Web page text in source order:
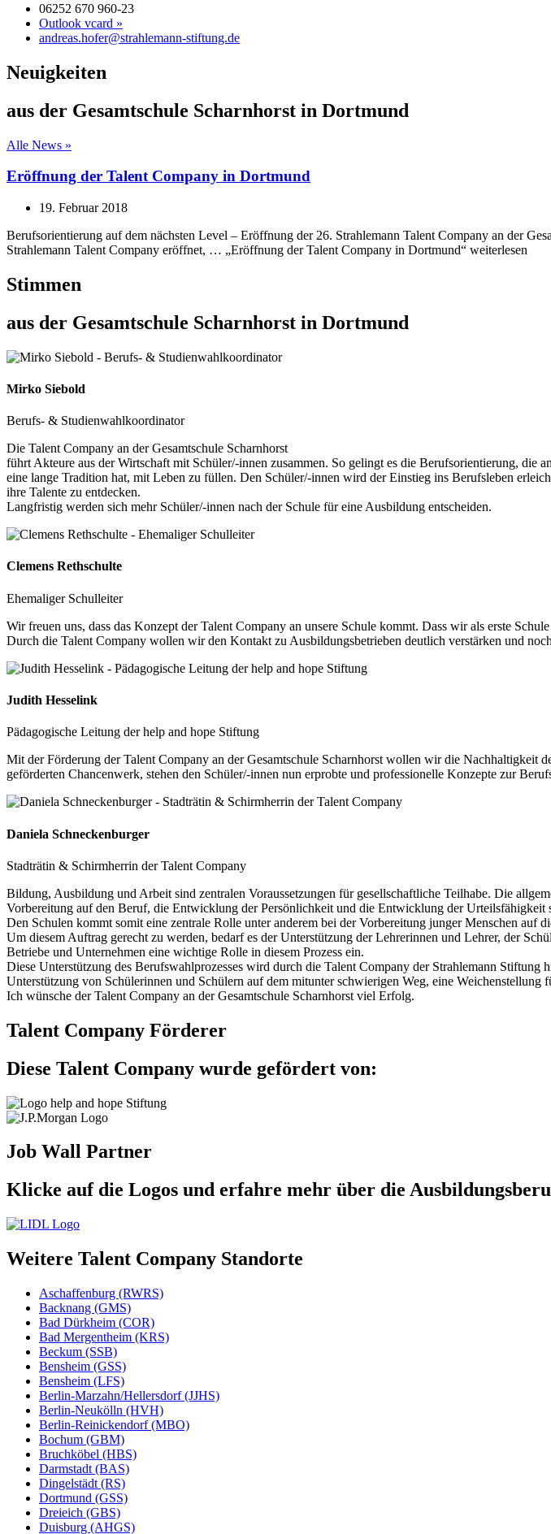
06252 670 960-23
Outlook vcard »
andreas.hofer@strahlemann-stiftung.de
Neuigkeiten
aus der Gesamtschule Scharnhorst in Dortmund
Alle News »
Eröffnung der Talent Company in Dortmund
19. Februar 2018
Berufsorientierung auf dem nächsten Level – Eröffnung der 26. Strahlemann Talent Company an der
Strahlemann Talent Company eröffnet, … „Eröffnung der Talent Company in Dortmund“ weiterlesen
Stimmen
aus der Gesamtschule Scharnhorst in Dortmund
Mirko Siebold
Berufs- & Studienwahlkoordinator
Die Talent Company an der Gesamtschule Scharnhorst
führt Akteure aus der Wirtschaft mit Schüler/-innen zusammen. So gelingt es die Berufsorientierung, die
eine lange Tradition hat, mit Leben zu füllen. Den Schüler/-innen wird der Einstieg ins Berufsleben
ihre Talente zu entdecken.
Langfristig werden sich mehr Schüler/-innen nach der Schule für eine Ausbildung entscheiden.
Clemens Rethschulte
Ehemaliger Schulleiter
Wir freuen uns, dass das Konzept der Talent Company an unsere Schule kommt. Dass wir als erste
Durch die Talent Company wollen wir den Kontakt zu Ausbildungsbetrieben deutlich verstärken und
Judith Hesselink
Pädagogische Leitung der help and hope Stiftung
Mit der Förderung der Talent Company an der Gesamtschule Scharnhorst wollen wir die Nachhaltigkeit
geförderten Chancenwerk, stehen den Schüler/-innen nun erprobte und professionelle Konzepte zur
Daniela Schneckenburger
Stadträtin & Schirmherrin der Talent Company
Bildung, Ausbildung und Arbeit sind zentralen Voraussetzungen für gesellschaftliche Teilhabe. Die
Vorbereitung auf den Beruf, die Entwicklung der Persönlichkeit und die Entwicklung der
Den Schulen kommt somit eine zentrale Rolle unter anderem bei der Vorbereitung junger Menschen auf
Um diesem Auftrag gerecht zu werden, bedarf es der Unterstützung der Lehrerinnen und Lehrer, der
Betriebe und Unternehmen eine wichtige Rolle in diesem Prozess ein.
Diese Unterstützung des Berufswahlprozesses wird durch die Talent Company der Strahlemann
Unterstützung von Schülerinnen und Schülern auf dem mitunter schwierigen Weg, eine
Ich wünsche der Talent Company an der Gesamtschule Scharnhorst viel Erfolg.
Talent Company Förderer
Diese Talent Company wurde gefördert von:
Job Wall Partner
Klicke auf die Logos und erfahre mehr über die
Weitere Talent Company Standorte
Aschaffenburg (RWRS)
Backnang (GMS)
Bad Dürkheim (COR)
Bad Mergentheim (KRS)
Beckum (SSB)
Bensheim (GSS)
Bensheim (LFS)
Berlin-Marzahn/Hellersdorf (JJHS)
Berlin-Neukölln (HVH)
Berlin-Reinickendorf (MBO)
Bochum (GBM)
Bruchköbel (HBS)
Darmstadt (BAS)
Dingelstädt (RS)
Dortmund (GSS)
Dreieich (GBS)
Duisburg (AHGS)